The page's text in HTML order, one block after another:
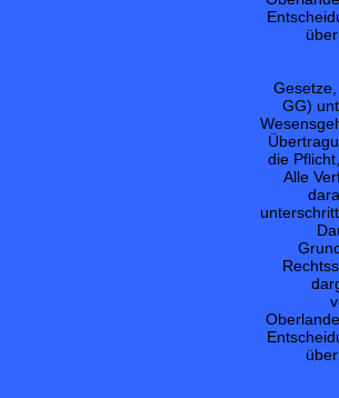
GG)
die
Alle